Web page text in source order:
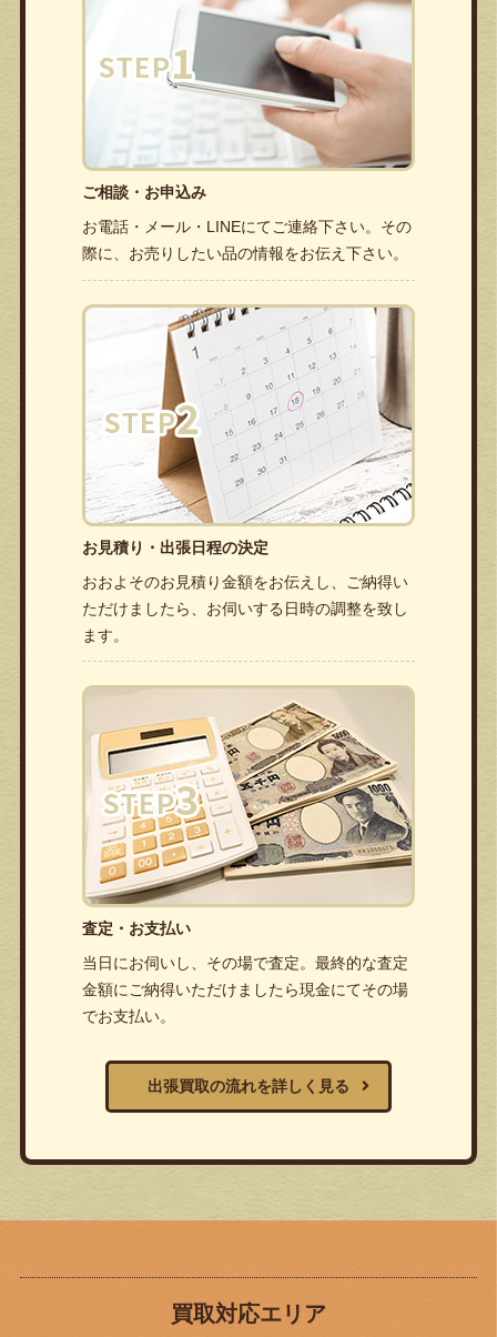
ご相談・お申込み
お電話・メール・LINEにてご連絡下さい。その
際に、お売りしたい品の情報をお伝え下さい。
お見積り・出張日程の決定
おおよそのお見積り金額をお伝えし、ご納得い
ただけましたら、お伺いする日時の調整を致し
ます。
査定・お支払い
当日にお伺いし、その場で査定。最終的な査定
金額にご納得いただけましたら現金にてその場
でお支払い。
出張買取の流れを詳しく見る
買取対応エリア